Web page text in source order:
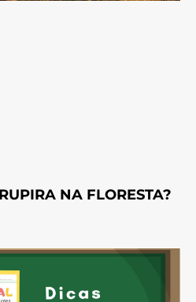
NA FLORESTA?